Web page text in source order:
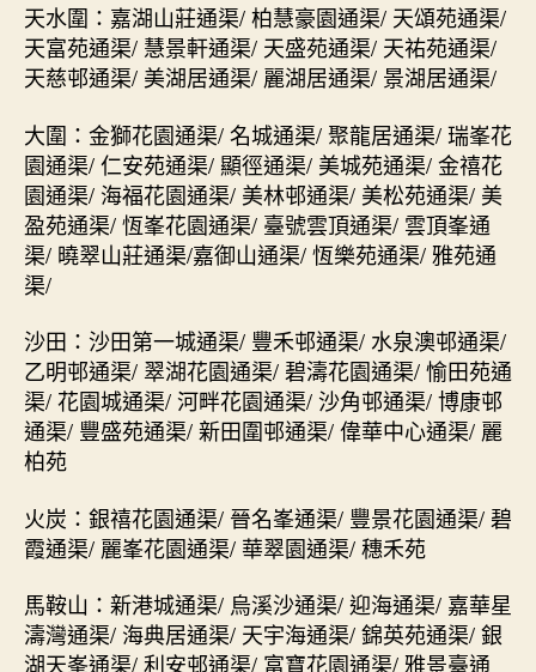
天水圍：嘉湖山莊通渠/ 柏慧豪園通渠/ 天頌苑通渠/
天富苑通渠/ 慧景軒通渠/ 天盛苑通渠/ 天祐苑通渠/
天慈邨通渠/ 美湖居通渠/ 麗湖居通渠/ 景湖居通渠/
大圍：金獅花園通渠/ 名城通渠/ 聚龍居通渠/ 瑞峯花
園通渠/ 仁安苑通渠/ 顯徑通渠/ 美城苑通渠/ 金禧花
園通渠/ 海福花園通渠/ 美林邨通渠/ 美松苑通渠/ 美
盈苑通渠/ 恆峯花園通渠/ 臺號雲頂通渠/ 雲頂峯通
渠/ 曉翠山莊通渠/嘉御山通渠/ 恆樂苑通渠/ 雅苑通
渠/
沙田：沙田第一城通渠/ 豐禾邨通渠/ 水泉澳邨通渠/
乙明邨通渠/ 翠湖花園通渠/ 碧濤花園通渠/ 愉田苑通
渠/ 花園城通渠/ 河畔花園通渠/ 沙角邨通渠/ 博康邨
通渠/ 豐盛苑通渠/ 新田圍邨通渠/ 偉華中心通渠/ 麗
柏苑
火炭：銀禧花園通渠/ 晉名峯通渠/ 豐景花園通渠/ 碧
霞通渠/ 麗峯花園通渠/ 華翠園通渠/ 穗禾苑
馬鞍山：新港城通渠/ 烏溪沙通渠/ 迎海通渠/ 嘉華星
濤灣通渠/ 海典居通渠/ 天宇海通渠/ 錦英苑通渠/ 銀
湖天峯通渠/ 利安邨通渠/ 富寶花園通渠/ 雅景臺通